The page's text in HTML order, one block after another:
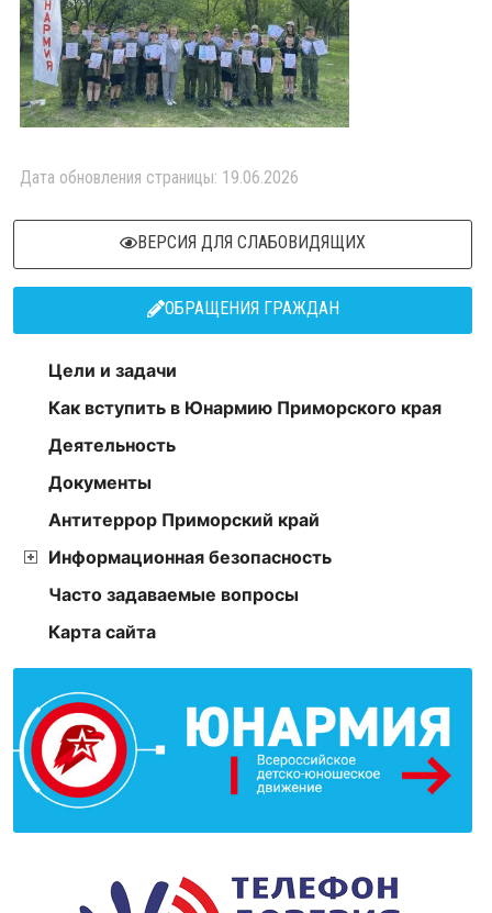
Дата обновления страницы: 19.06.2026
ВЕРСИЯ ДЛЯ СЛАБОВИДЯЩИХ
ОБРАЩЕНИЯ ГРАЖДАН
Цели и задачи
Как вступить в Юнармию Приморского края
Деятельность
Документы
Антитеррор Приморский край
Информационная безопасность
Часто задаваемые вопросы
Карта сайта